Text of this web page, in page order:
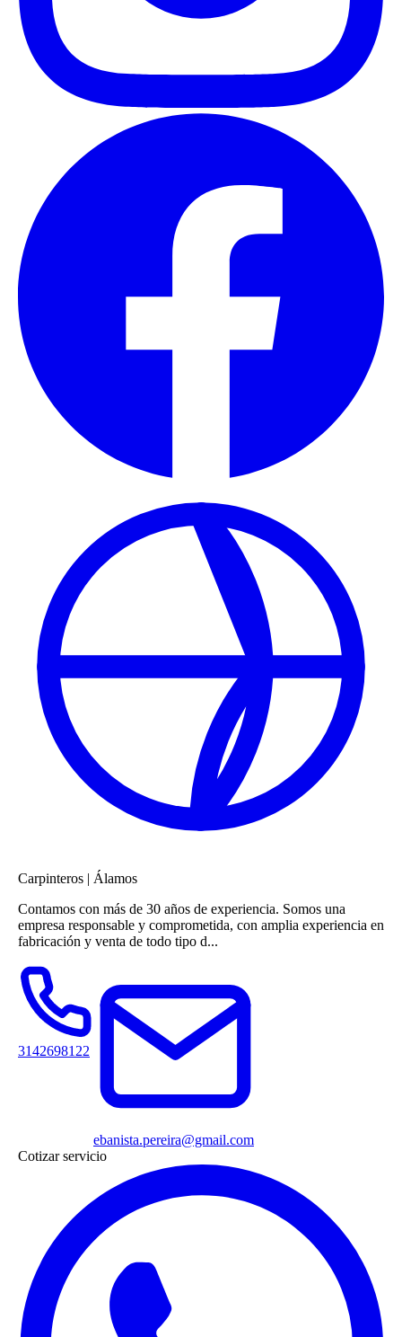
Carpinteros | Álamos
Contamos con más de 30 años de experiencia. Somos una
empresa responsable y comprometida, con amplia experiencia en
fabricación y venta de todo tipo d...
3142698122
ebanista.pereira@gmail.com
Cotizar servicio